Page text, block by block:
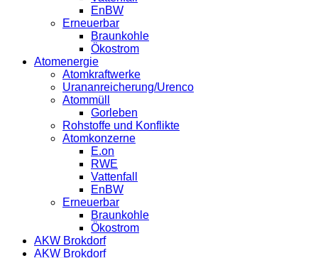
EnBW
Erneuerbar
Braunkohle
Ökostrom
Atomenergie
Atomkraftwerke
Urananreicherung/Urenco
Atommüll
Gorleben
Rohstoffe und Konflikte
Atomkonzerne
E.on
RWE
Vattenfall
EnBW
Erneuerbar
Braunkohle
Ökostrom
AKW Brokdorf
AKW Brokdorf